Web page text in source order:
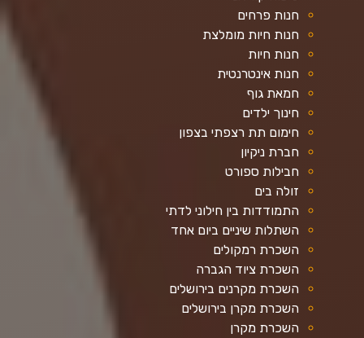
חנות פרחים
חנות חיות מומלצת
חנות חיות
חנות אינטרנטית
חמאת גוף
חינוך ילדים
חימום תת רצפתי בצפון
חברת ניקיון
חבילות ספורט
זולה בים
התמודדות בין חילוני לדתי
השתלות שיניים ביום אחד
השכרת רמקולים
השכרת ציוד הגברה
השכרת מקרנים בירושלים
השכרת מקרן בירושלים
השכרת מקרן